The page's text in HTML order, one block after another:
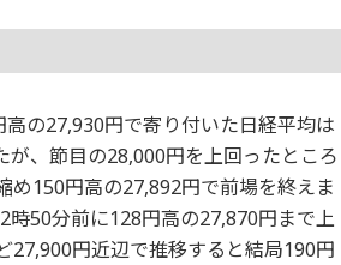
の27,930円で寄り付いた日経平均は
、節目の28,000円を上回ったところ
150円高の27,892円で前場を終えま
50分前に128円高の27,870円まで上
27,900円近辺で推移すると結局190円